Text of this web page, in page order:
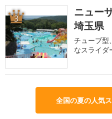
3
ニュー
埼玉県
チューブ型
なスライダ
全国の夏の人気